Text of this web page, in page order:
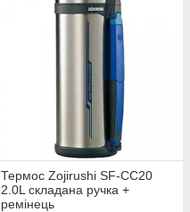
Термос Zojirushi SF-CC20
2.0L складана ручка +
ремінець